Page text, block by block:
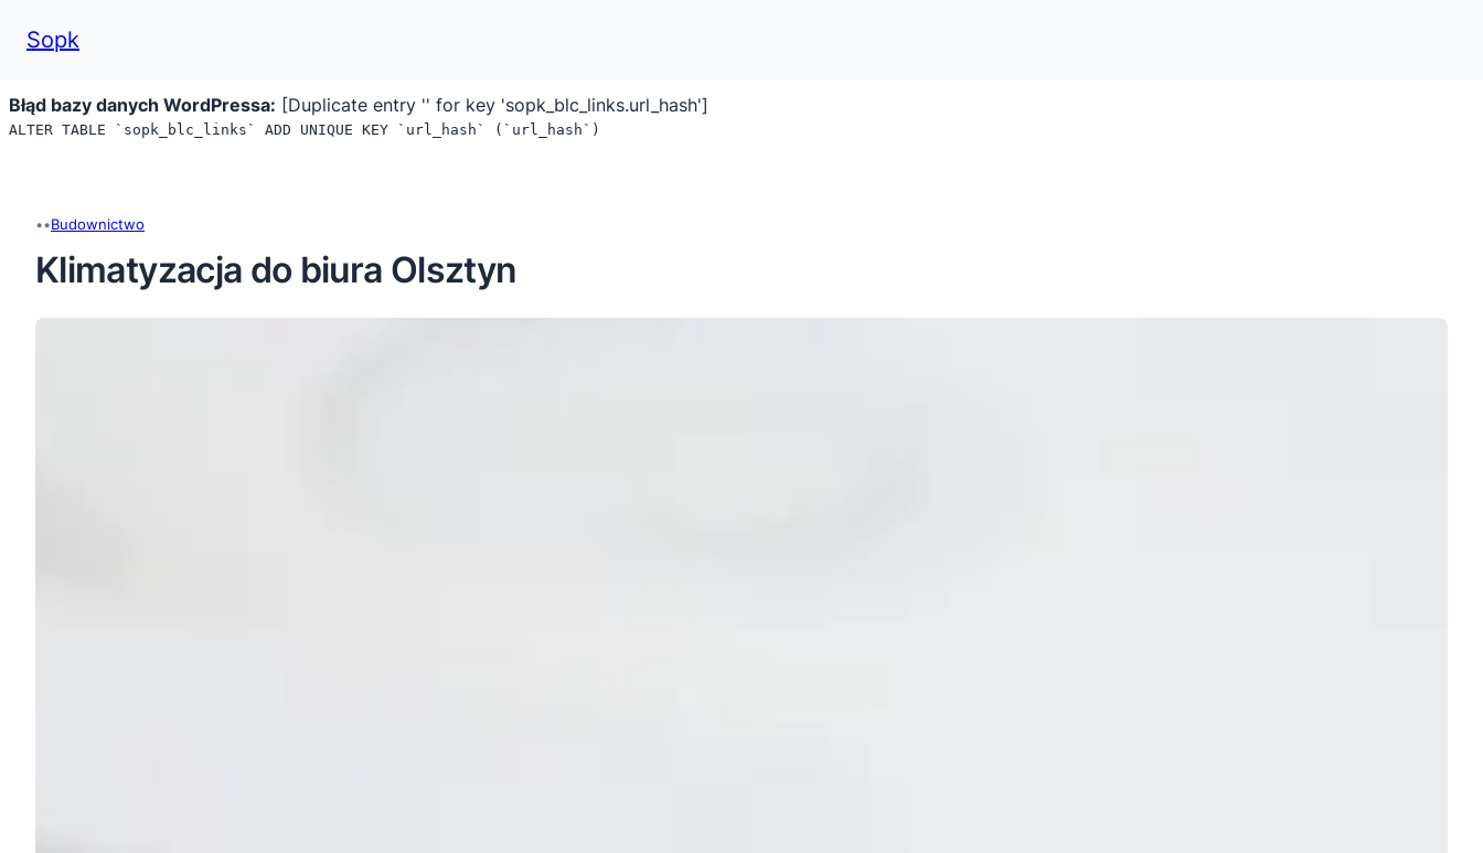
Błąd bazy danych WordPressa: [Duplicate entry '' for key 'sopk_blc_links.url_hash']
ALTER TABLE `sopk_blc_links` ADD UNIQUE KEY `url_hash` (`url_hash`)
treści
Sopk
••Budownictwo
Klimatyzacja do biura Olsztyn